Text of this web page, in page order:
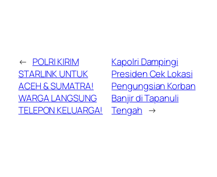
← POLRI KIRIM
STARLINK UNTUK
ACEH & SUMATRA!
WARGA LANGSUNG
TELEPON KELUARGA!
Kapolri Dampingi
Presiden Cek Lokasi
Pengungsian Korban
Banjir di Tapanuli
Tengah →